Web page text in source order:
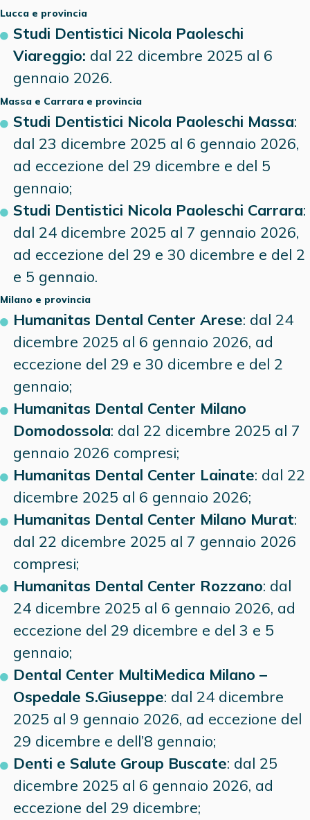
Lucca e provincia
Studi Dentistici Nicola Paoleschi
Viareggio: dal 22 dicembre 2025 al 6
gennaio 2026.
Massa e Carrara e provincia
Studi Dentistici Nicola Paoleschi Massa:
dal 23 dicembre 2025 al 6 gennaio 2026,
ad eccezione del 29 dicembre e del 5
gennaio;
Studi Dentistici Nicola Paoleschi Carrara:
dal 24 dicembre 2025 al 7 gennaio 2026,
ad eccezione del 29 e 30 dicembre e del 2
e 5 gennaio.
Milano e provincia
Humanitas Dental Center Arese: dal 24
dicembre 2025 al 6 gennaio 2026, ad
eccezione del 29 e 30 dicembre e del 2
gennaio;
Humanitas Dental Center Milano
Domodossola: dal 22 dicembre 2025 al 7
gennaio 2026 compresi;
Humanitas Dental Center Lainate: dal 22
dicembre 2025 al 6 gennaio 2026;
Humanitas Dental Center Milano Murat:
dal 22 dicembre 2025 al 7 gennaio 2026
compresi;
Humanitas Dental Center Rozzano: dal
24 dicembre 2025 al 6 gennaio 2026, ad
eccezione del 29 dicembre e del 3 e 5
gennaio;
Dental Center MultiMedica Milano –
Ospedale S.Giuseppe: dal 24 dicembre
2025 al 9 gennaio 2026, ad eccezione del
29 dicembre e dell’8 gennaio;
Denti e Salute Group Buscate: dal 25
dicembre 2025 al 6 gennaio 2026, ad
eccezione del 29 dicembre;